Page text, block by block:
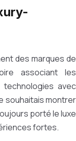
des marques de
associant les
avec
souhaitais montrer
porté le luxe
fortes.